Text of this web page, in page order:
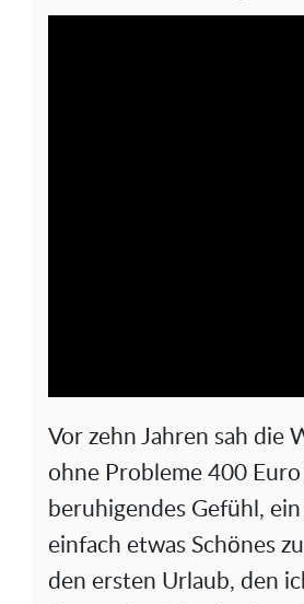
Vor zehn Jahren sah die
ohne Probleme 400
beruhigendes Gefühl,
einfach etwas Schönes
den ersten Urlaub, den